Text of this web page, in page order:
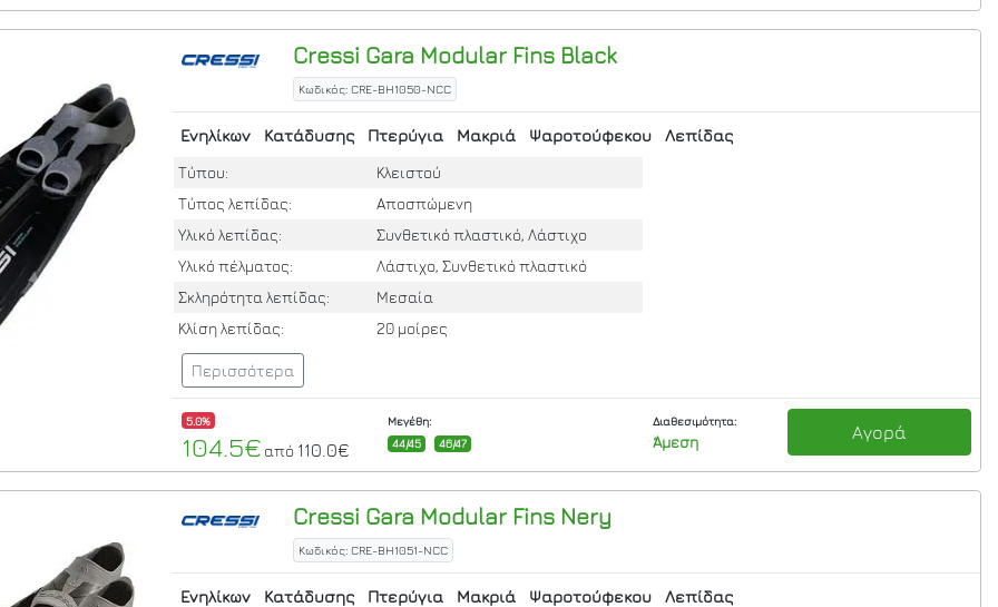
Cressi Gara Modular Fins Black
Κωδικός: CRE-BH1050-NCC
Ενηλίκων Κατάδυσης Πτερύγια Μακριά Ψαροτούφεκου Λεπίδας
Τύπου:
Κλειστού
Τύπος λεπίδας:
Αποσπώμενη
Υλικό λεπίδας:
Συνθετικό πλαστικό, Λάστιχο
Υλικό πέλματος:
Λάστιχο, Συνθετικό πλαστικό
Σκληρότητα λεπίδας:
Μεσαία
Κλίση λεπίδας:
20 μοίρες
Περισσότερα
5.0%
104.5€ από 110.0€
Μεγέθη:
44/45
46/47
Διαθεσιμότητα:
Άμεση Αγορά
Cressi Gara Modular Fins Nery
Κωδικός: CRE-BH1051-NCC
Ενηλίκων Κατάδυσης Πτερύγια Μακριά Ψαροτούφεκου Λεπίδας